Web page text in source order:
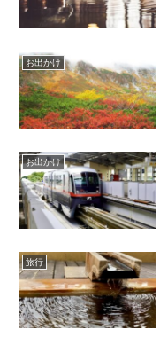
お出かけ
お出かけ
旅行